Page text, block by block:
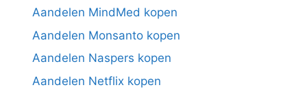
Aandelen MindMed kopen
Aandelen Monsanto kopen
Aandelen Naspers kopen
Aandelen Netflix kopen